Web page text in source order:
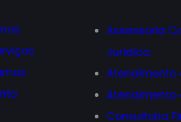
Assessoria
Jurídica
Atendimento
Atendimento
Consultoria